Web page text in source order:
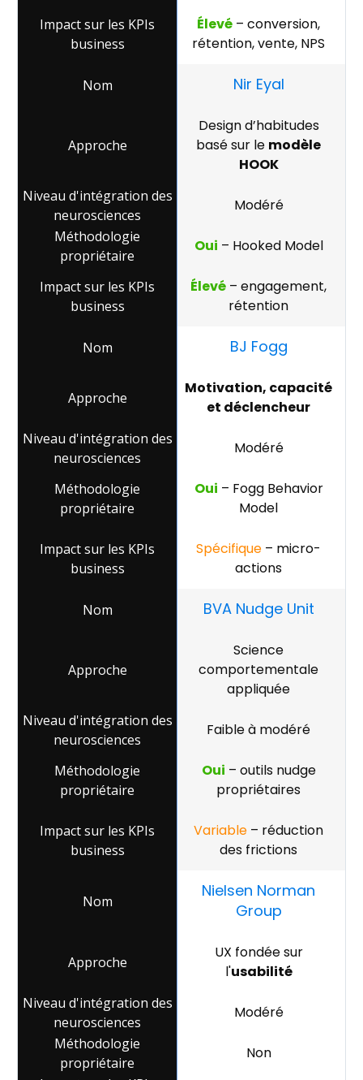
Élevé – conversion,
rétention, vente, NPS
Nir Eyal
Design d’habitudes
basé sur le modèle
HOOK
Modéré
Oui – Hooked Model
Élevé – engagement,
rétention
BJ Fogg
Motivation, capacité
et déclencheur
Modéré
Oui – Fogg Behavior
Model
Spécifique – micro-
actions
BVA Nudge Unit
Science
comportementale
appliquée
Faible à modéré
Oui – outils nudge
propriétaires
Variable – réduction
des frictions
Nielsen Norman
Group
UX fondée sur
l'usabilité
Modéré
Non